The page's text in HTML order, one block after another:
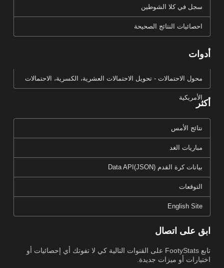
سجل في كلا الشوطين
احصائيات النتائج الصحيحة
أدوات
محول الاحتمالات - تحويل الاحتمالات العشرية، الكسرية، الاحتمالات
الأمريكية
أكثر
نتائج الأمس
مباريات الغد
بيانات كرة القدم Data API(JSON)
التوقعات
English Site
ابق على اتصال
تابع FootyStats على القنوات التالية كي لا تفوتك أي إحصائيات أو
اختيارات أو ميزات جديدة.